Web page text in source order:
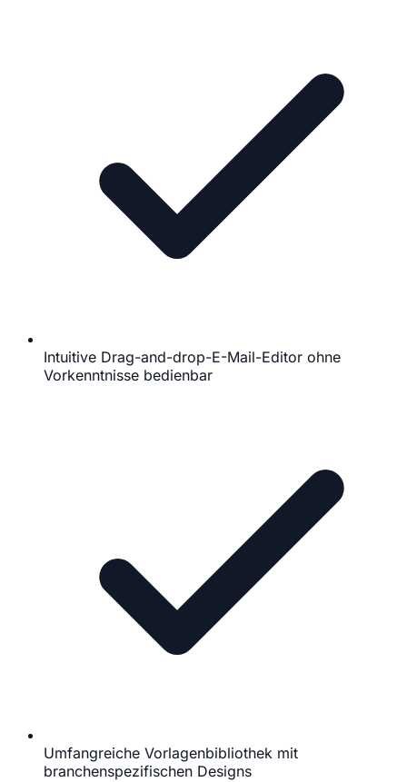
Intuitive Drag-and-drop-E-Mail-Editor ohne
Vorkenntnisse bedienbar
Umfangreiche Vorlagenbibliothek mit
branchenspezifischen Designs